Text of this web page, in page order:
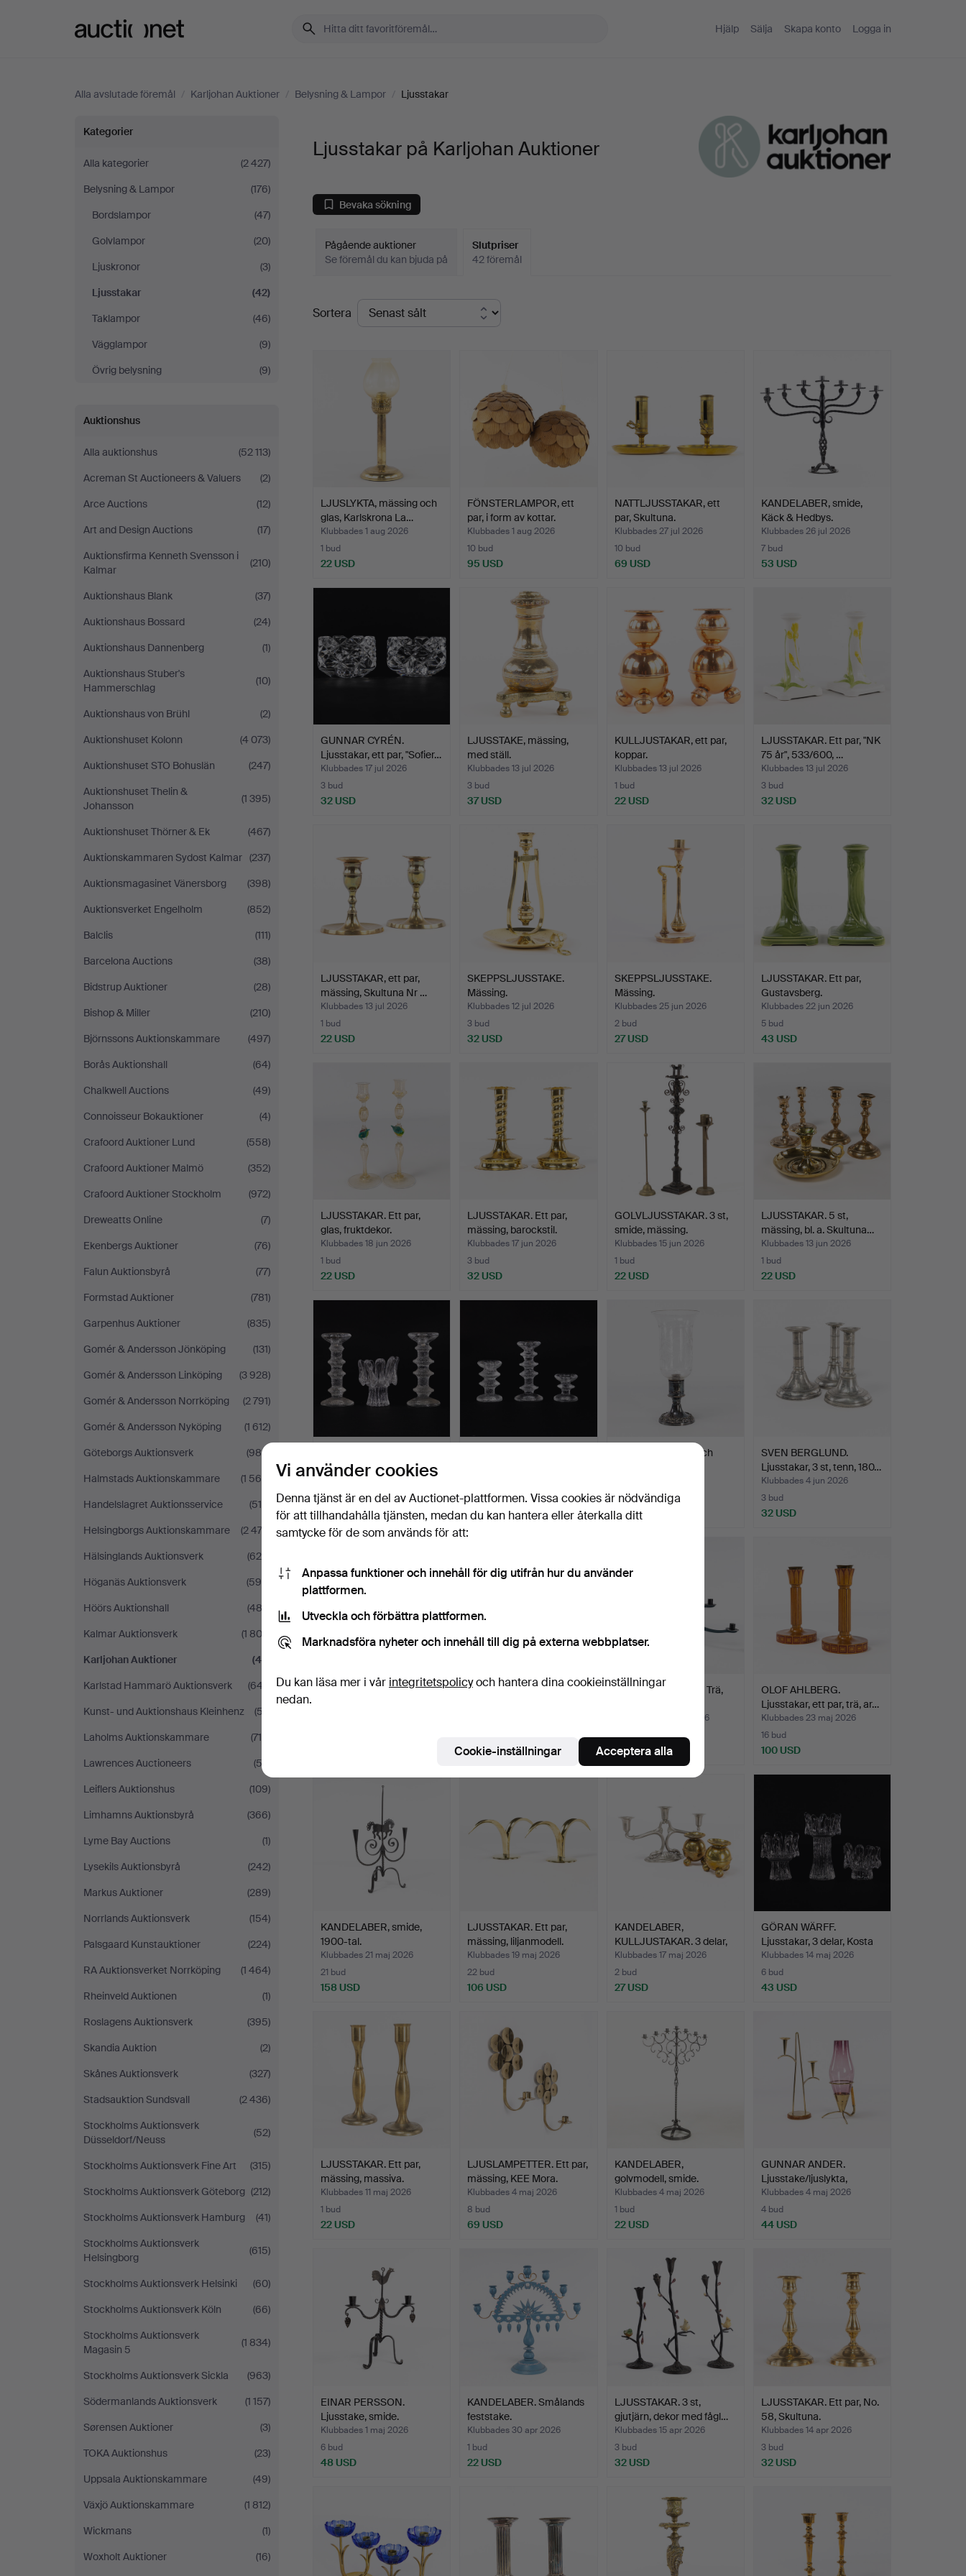
Hjälp Sälja Skapa konto Logga in
Alla avslutade föremål / Karljohan Auktioner / Belysning & Lampor / Ljusstakar
Ljusstakar
på
Karljohan
Auktioner
Kategorier
Alla kategorier
(2 427)
Belysning & Lampor
(176)
Bordslampor
(47)
Golvlampor
(20)
Ljuskronor
(3)
Ljusstakar
(42)
Taklampor
(46)
Vägglampor
(9)
Övrig belysning
(9)
Auktionshus
Alla auktionshus
(52 113)
Acreman St Auctioneers & Valuers
(2)
Arce Auctions
(12)
Art and Design Auctions
(17)
Auktionsfirma Kenneth Svensson i
Kalmar
(210)
Auktionshaus Blank
(37)
Auktionshaus Bossard
(24)
Auktionshaus Dannenberg
(1)
Auktionshaus Stuber's
Hammerschlag
(10)
Auktionshaus von Brühl
(2)
Auktionshuset Kolonn
(4 073)
Auktionshuset STO Bohuslän
(247)
Auktionshuset Thelin &
Johansson
(1 395)
Auktionshuset Thörner & Ek
(467)
Auktionskammaren Sydost Kalmar (237)
Auktionsmagasinet Vänersborg
(398)
Auktionsverket Engelholm
(852)
Balclis
(111)
Barcelona Auctions
(38)
Bidstrup Auktioner
(28)
Bishop & Miller
(210)
Björnssons Auktionskammare
(497)
Borås Auktionshall
(64)
Chalkwell Auctions
(49)
Connoisseur Bokauktioner
(4)
Crafoord Auktioner Lund
(558)
Crafoord Auktioner Malmö
(352)
Crafoord Auktioner Stockholm
(972)
Dreweatts Online
(7)
Ekenbergs Auktioner
(76)
Falun Auktionsbyrå
(77)
Formstad Auktioner
(781)
Garpenhus Auktioner
(835)
Gomér & Andersson Jönköping
(131)
Gomér & Andersson Linköping
(3 928)
Gomér & Andersson Norrköping
(2 791)
Gomér & Andersson Nyköping
(1 612)
Göteborgs Auktionsverk
(986)
Halmstads Auktionskammare
(1 566)
Handelslagret Auktionsservice
(518)
Helsingborgs Auktionskammare
(2 474)
Hälsinglands Auktionsverk
(628)
Höganäs Auktionsverk
(596)
Höörs Auktionshall
(483)
Kalmar Auktionsverk
(1 802)
Karljohan Auktioner
(42)
Karlstad Hammarö Auktionsverk
(647)
Kunst- und Auktionshaus Kleinhenz
(57)
Laholms Auktionskammare
(715)
Lawrences Auctioneers
(52)
Leiflers Auktionshus
(109)
Limhamns Auktionsbyrå
(366)
Lyme Bay Auctions
(1)
Lysekils Auktionsbyrå
(242)
Markus Auktioner
(289)
Norrlands Auktionsverk
(154)
Palsgaard Kunstauktioner
(224)
RA Auktionsverket Norrköping
(1 464)
Rheinveld Auktionen
(1)
Roslagens Auktionsverk
(395)
Skandia Auktion
(2)
Skånes Auktionsverk
(327)
Stadsauktion Sundsvall
(2 436)
Stockholms Auktionsverk
Düsseldorf/Neuss
(52)
Stockholms Auktionsverk Fine Art
(315)
Stockholms Auktionsverk Göteborg (212)
Stockholms Auktionsverk Hamburg
(41)
Stockholms Auktionsverk
Helsingborg
(615)
Stockholms Auktionsverk Helsinki
(60)
Stockholms Auktionsverk Köln
(66)
Stockholms Auktionsverk
Magasin 5
(1 834)
Stockholms Auktionsverk Sickla
(963)
Södermanlands Auktionsverk
(1 157)
Sørensen Auktioner
(3)
TOKA Auktionshus
(23)
Uppsala Auktionskammare
(49)
Växjö Auktionskammare
(1 812)
Wickmans
(1)
Woxholt Auktioner
(16)
Ljusstakar på Karljohan Auktioner
Bevaka sökning
Pågående auktioner
Se föremål du kan bjuda på
Slutpriser
42 föremål
Slutpriser
Sortera
LJUSLYKTA, mässing och
glas, Karlskrona La…
Klubbades 1 aug 2026
1 bud
22 USD
FÖNSTERLAMPOR, ett
par, i form av kottar.
Klubbades 1 aug 2026
10 bud
95 USD
NATTLJUSSTAKAR, ett
par, Skultuna.
Klubbades 27 jul 2026
10 bud
69 USD
KANDELABER, smide,
Käck & Hedbys.
Klubbades 26 jul 2026
7 bud
53 USD
GUNNAR CYRÉN.
Ljusstakar, ett par, "Sofier…
Klubbades 17 jul 2026
3 bud
32 USD
LJUSSTAKE, mässing,
med ställ.
Klubbades 13 jul 2026
3 bud
37 USD
KULLJUSTAKAR, ett par,
koppar.
Klubbades 13 jul 2026
1 bud
22 USD
LJUSSTAKAR. Ett par, "NK
75 år", 533/600, …
Klubbades 13 jul 2026
3 bud
32 USD
LJUSSTAKAR, ett par,
mässing, Skultuna Nr …
Klubbades 13 jul 2026
1 bud
22 USD
SKEPPSLJUSSTAKE.
Mässing.
Klubbades 12 jul 2026
3 bud
32 USD
SKEPPSLJUSSTAKE.
Mässing.
Klubbades 25 jun 2026
2 bud
27 USD
LJUSSTAKAR. Ett par,
Gustavsberg.
Klubbades 22 jun 2026
5 bud
43 USD
LJUSSTAKAR. Ett par,
glas, fruktdekor.
Klubbades 18 jun 2026
1 bud
22 USD
LJUSSTAKAR. Ett par,
mässing, barockstil.
Klubbades 17 jun 2026
3 bud
32 USD
GOLVLJUSSTAKAR. 3 st,
smide, mässing.
Klubbades 15 jun 2026
1 bud
22 USD
LJUSSTAKAR. 5 st,
mässing, bl. a. Skultuna…
Klubbades 13 jun 2026
1 bud
22 USD
LJUSLYKTA. 3 st,
9 bud
64 USD
7 bud
53 USD
LJUSLYKTA. Glas och
1 bud
22 USD
SVEN BERGLUND.
Ljusstakar, 3 st, tenn, 180…
Klubbades 4 jun 2026
3 bud
32 USD
JONAS TORSTENSSON.
LJUSSTAKE, LJUSLYKTA.
95 USD
SKATELÖVSSTAKE. Trä,
Klubbades 23 maj 2026
2 bud
27 USD
OLOF AHLBERG.
Ljusstakar, ett par, trä, ar…
Klubbades 23 maj 2026
16 bud
100 USD
KANDELABER, smide,
1900-tal.
Klubbades 21 maj 2026
21 bud
158 USD
LJUSSTAKAR. Ett par,
mässing, liljanmodell.
Klubbades 19 maj 2026
22 bud
106 USD
KANDELABER,
KULLJUSTAKAR. 3 delar,
tenn, m…
Klubbades 17 maj 2026
2 bud
27 USD
GÖRAN WÄRFF.
Ljusstakar, 3 delar, Kosta
Bo…
Klubbades 14 maj 2026
6 bud
43 USD
LJUSSTAKAR. Ett par,
mässing, massiva.
Klubbades 11 maj 2026
1 bud
22 USD
LJUSLAMPETTER. Ett par,
mässing, KEE Mora.
Klubbades 4 maj 2026
8 bud
69 USD
KANDELABER,
golvmodell, smide.
Klubbades 4 maj 2026
1 bud
22 USD
GUNNAR ANDER.
Ljusstake/ljuslykta,
mässing…
Klubbades 4 maj 2026
4 bud
44 USD
EINAR PERSSON.
Ljusstake, smide.
Klubbades 1 maj 2026
6 bud
48 USD
KANDELABER. Smålands
feststake.
Klubbades 30 apr 2026
1 bud
22 USD
LJUSSTAKAR. 3 st,
gjutjärn, dekor med fågl…
Klubbades 15 apr 2026
3 bud
32 USD
LJUSSTAKAR. Ett par, No.
58, Skultuna.
Klubbades 14 apr 2026
3 bud
32 USD
Vi använder cookies
Denna tjänst är en del av Auctionet-plattformen. Vissa cookies är nödvändiga
för att tillhandahålla tjänsten, medan du kan hantera eller återkalla ditt
samtycke för de som används för att:
Anpassa funktioner och innehåll för dig utifrån hur du använder
plattformen.
Utveckla och förbättra plattformen.
Marknadsföra nyheter och innehåll till dig på externa webbplatser.
Du kan läsa mer i vår integritetspolicyoch hantera dina cookieinställningar
nedan.
Cookie-inställningar Acceptera alla